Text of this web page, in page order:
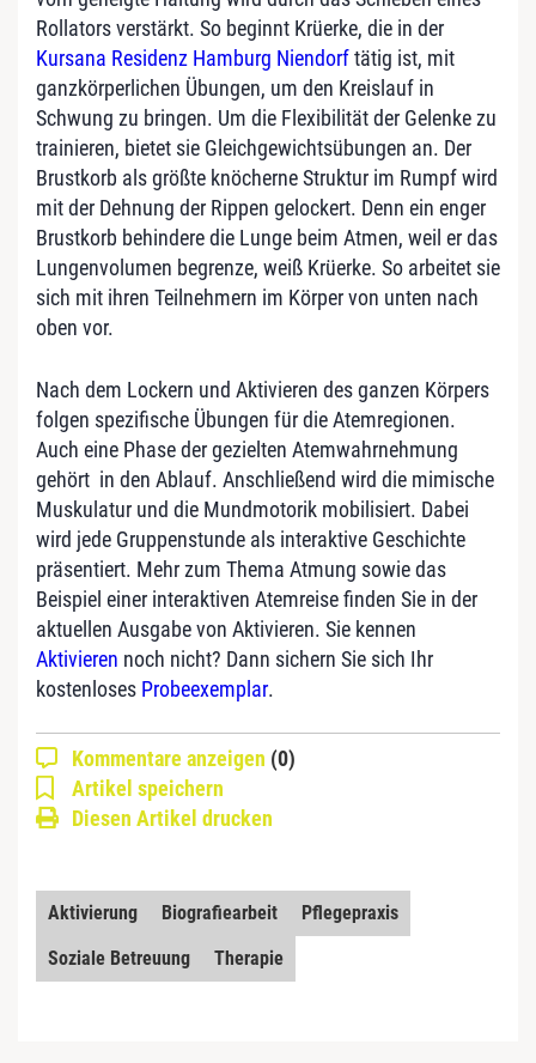
Rollators verstärkt. So beginnt Krüerke, die in der
Kursana Residenz Hamburg Niendorftätig ist, mit
ganzkörperlichen Übungen, um den Kreislauf in
Schwung zu bringen. Um die Flexibilität der Gelenke zu
trainieren, bietet sie Gleichgewichtsübungen an. Der
Brustkorb als größte knöcherne Struktur im Rumpf wird
mit der Dehnung der Rippen gelockert. Denn ein enger
Brustkorb behindere die Lunge beim Atmen, weil er das
Lungenvolumen begrenze, weiß Krüerke. So arbeitet sie
sich mit ihren Teilnehmern im Körper von unten nach
oben vor.
Nach dem Lockern und Aktivieren des ganzen Körpers
folgen spezifische Übungen für die Atemregionen.
Auch eine Phase der gezielten Atemwahrnehmung
gehört in den Ablauf. Anschließend wird die mimische
Muskulatur und die Mundmotorik mobilisiert. Dabei
wird jede Gruppenstunde als interaktive Geschichte
präsentiert. Mehr zum Thema Atmung sowie das
Beispiel einer interaktiven Atemreise finden Sie in der
aktuellen Ausgabe von Aktivieren. Sie kennen
Aktivieren noch nicht? Dann sichern Sie sich Ihr
kostenloses Probeexemplar.
Kommentare anzeigen (0)
Artikel speichern
Diesen Artikel drucken
Aktivierung Biografiearbeit
Pflegepraxis
Soziale Betreuung
Therapie